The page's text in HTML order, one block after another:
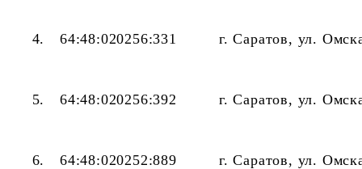
4. 64:48:020256:331 г. Саратов, ул.
5. 64:48:020256:392 г. Саратов, ул.
6. 64:48:020252:889 г. Саратов, ул.